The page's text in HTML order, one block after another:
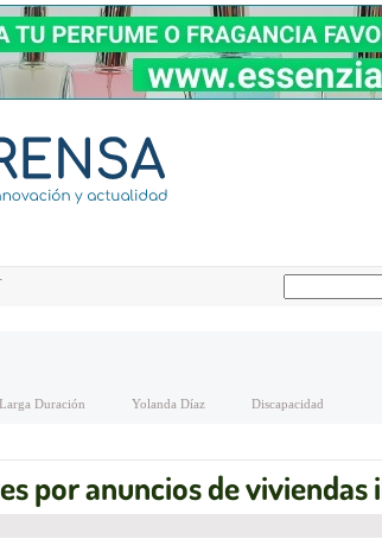
Duración Yolanda Díaz Discapacidad
por anuncios de viviendas